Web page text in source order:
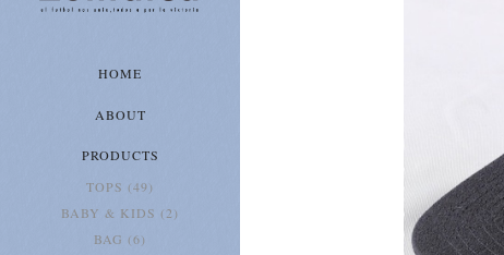
HOME
ABOUT
PRODUCTS
TOPS (49)
BABY & KIDS (2)
BAG (6)